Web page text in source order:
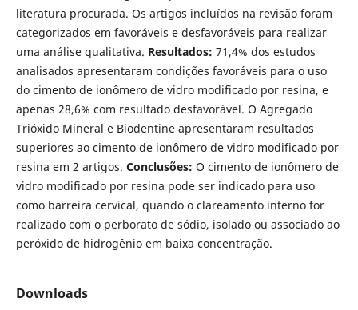
literatura procurada. Os artigos incluídos na revisão foram
categorizados em favoráveis e desfavoráveis para realizar
uma análise qualitativa. Resultados: 71,4% dos estudos
analisados apresentaram condições favoráveis para o uso
do cimento de ionômero de vidro modificado por resina, e
apenas 28,6% com resultado desfavorável. O Agregado
Trióxido Mineral e Biodentine apresentaram resultados
superiores ao cimento de ionômero de vidro modificado por
resina em 2 artigos. Conclusões: O cimento de ionômero de
vidro modificado por resina pode ser indicado para uso
como barreira cervical, quando o clareamento interno for
realizado com o perborato de sódio, isolado ou associado ao
peróxido de hidrogênio em baixa concentração.
Downloads